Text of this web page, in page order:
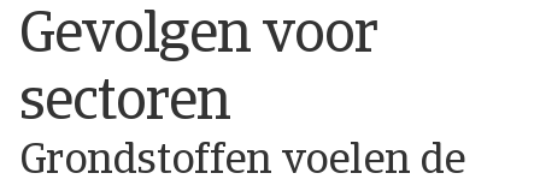
Gevolgen voor
sectoren
Grondstoffen voelen de